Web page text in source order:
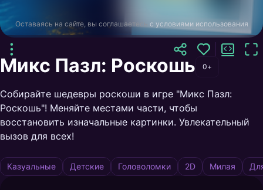
Оставаясь на сайте, вы соглашаетесь с условиями использования
Микс Пазл: Роскошь 0+
Собирайте шедевры роскоши в игре "Микс Пазл:
Роскошь"! Меняйте местами части, чтобы
восстановить изначальные картинки. Увлекательный
вызов для всех!
Казуальные Детские Головоломки 2D Милая